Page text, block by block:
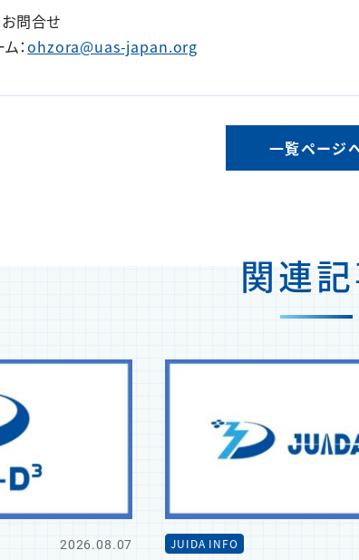
問合せ
：ohzora@uas-japan.org
一覧ページ
関連
2026.08.07 JUIDA INFO